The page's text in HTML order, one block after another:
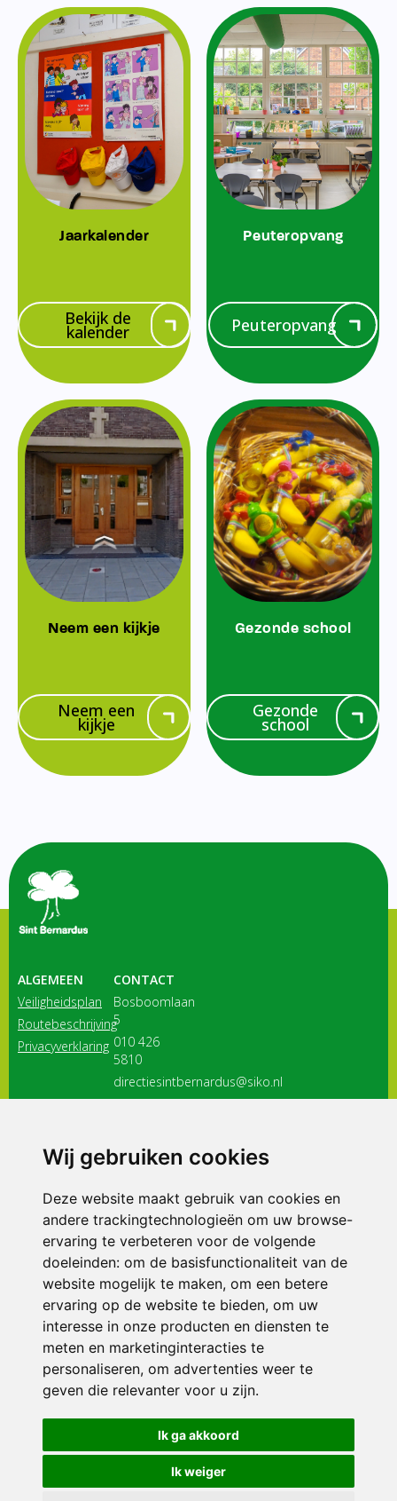
Wij gebruiken cookies
Deze website maakt gebruik van cookies en
andere trackingtechnologieën om uw browse-
ervaring te verbeteren voor de volgende
doeleinden: om de basisfunctionaliteit van de
website mogelijk te maken, om een betere
ervaring op de website te bieden, om uw
interesse in onze producten en diensten te
meten en marketinginteracties te
personaliseren, om advertenties weer te
geven die relevanter voor u zijn.
Ik ga akkoord
Ik weiger
Jaarkalender
Bekijk de
kalender
Peuteropvang
Peuteropvang
Neem een kijkje
Neem een
kijkje
Gezonde school
Gezonde
school
ALGEMEEN
Veiligheidsplan
Routebeschrijving
Privacyverklaring
CONTACT
Bosboomlaan
5
010 426
5810
directiesintbernardus@siko.nl
3116 JB
ONDERDEEL VAN
© 2026 Sint Bernardus | Alle rechten voorbehouden
Privacy policy|Disclaimer| Klachtenregeling|RSIN en Anbi
voorkeuren
Crealisatie The MindOffice